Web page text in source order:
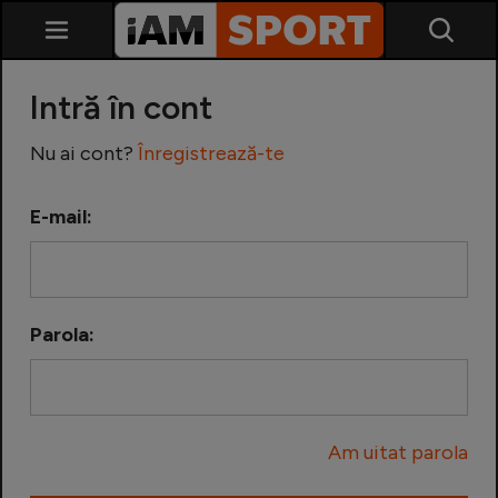
Echipa Națională
Intră în cont
Nu ai cont? Înregistrează-te
E-mail:
Parola:
Am uitat parola